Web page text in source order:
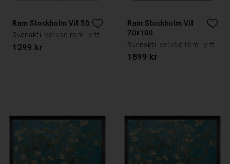
Ram Stockholm Vit 50x70
Svensktillverkad ram i vitt
1299 kr
Ram Stockholm Vit
70x100
Svensktillverkad ram i vitt
1899 kr